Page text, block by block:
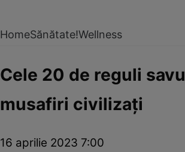
HomeSănătate!Wellness
Cele 20 de reguli
musafiri civilizaţi
16 aprilie 2023 7:00